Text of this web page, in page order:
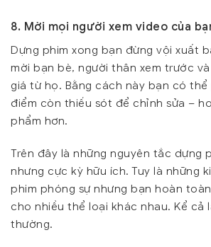
8. Mời mọi người xem video của
Dựng phim xong bạn đừng vội xuất
mời bạn bè, người thân xem trước
giá từ họ. Bằng cách này bạn có
điểm còn thiếu sót để chỉnh sửa –
phẩm hơn.
Trên đây là những nguyên tắc dựng
nhưng cực kỳ hữu ích. Tuy là những
phim phóng sự nhưng bạn hoàn
cho nhiều thể loại khác nhau. Kể cả
thường.